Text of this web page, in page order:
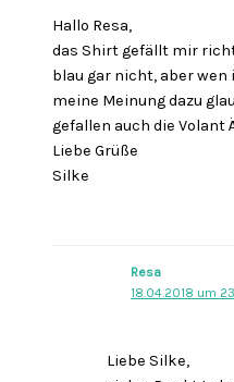
Hallo Resa,
das Shirt gefällt mir
blau gar nicht, aber wen
meine Meinung dazu
gefallen auch die Volant
Liebe Grüße
Silke
Resa
18.04.2018 um
Liebe Silke,